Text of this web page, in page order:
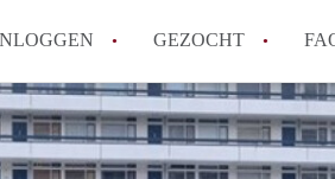
GEZOCHT
How to translate